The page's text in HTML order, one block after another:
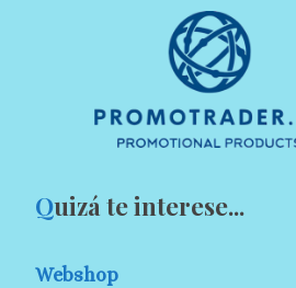
Quizá te interese...
Webshop